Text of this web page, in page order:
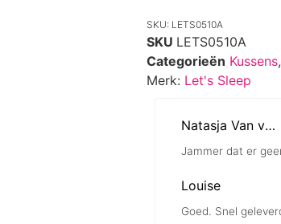
SKU: LETS0510A
SKU LETS0510A
Categorieën Kussens,
Merk: Let's Sleep